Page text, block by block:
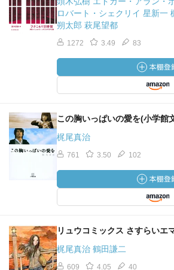
ロバート・シェクリイ 星新一
朔太郎 萩尾望都
1272 3.49 83
この胸いっぱいの愛を(小学館
梶尾真治
761 3.50 102
リュウコミックス さすらいエ
梶尾真治 鶴田謙二
609 4.05 40